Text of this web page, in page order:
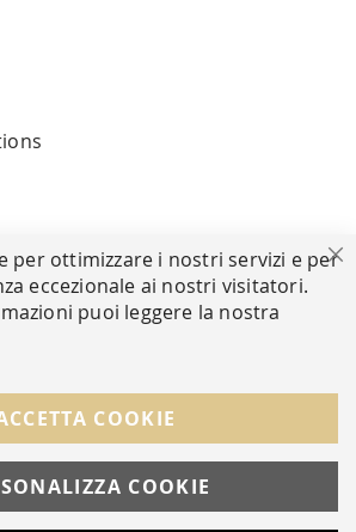
SECURE PAYMENTS
US ON SOCIAL MEDIA
per ottimizzare i nostri servizi e per
eccezionale ai nostri visitatori.
puoi leggere la nostra
COOKIE
COOKIE